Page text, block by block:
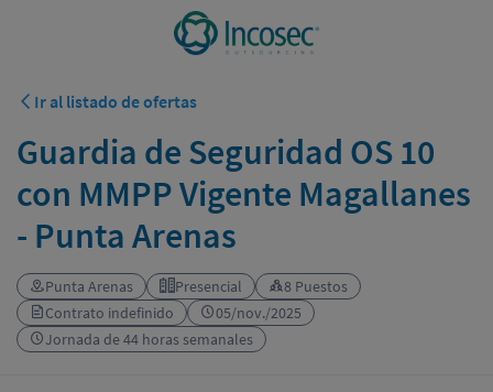
Ir al listado de ofertas
Guardia de Seguridad OS 10
con MMPP Vigente Magallanes
- Punta Arenas
Punta Arenas Presencial
8 Puestos
Contrato indefinido
05/nov./2025
Jornada de 44 horas semanales